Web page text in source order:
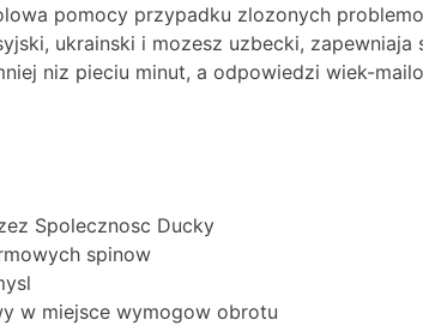
pomocy przypadku zlozonych
ukrainski i mozesz uzbecki,
niz pieciu minut, a odpowiedzi wiek-
Spolecznosc Ducky
spinow
w miejsce wymogow obrotu